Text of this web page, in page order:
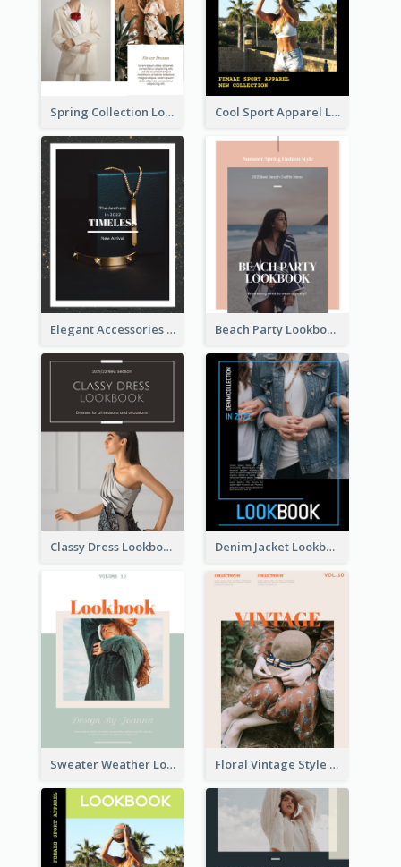
Spring Collection Lookbook Cool Sport Apparel Lookbook
Elegant Accessories Lookbook Beach Party Lookbook
Classy Dress Lookbook Denim Jacket Lookbook
Sweater Weather Lookbook Floral Vintage Style Lookbook